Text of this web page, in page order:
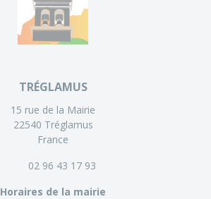
TRÉGLAMUS
15 rue de la Mairie
22540 Tréglamus
France
02 96 43 17 93
Horaires de la mairie